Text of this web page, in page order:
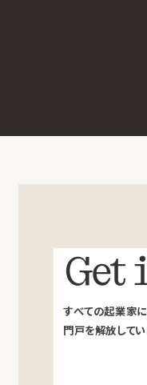
Get
すべての起業家に
門戸を解放してい